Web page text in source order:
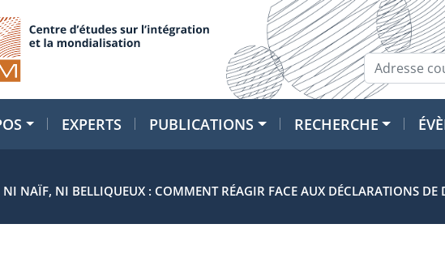
EXPERTS PUBLICATIONS RECHERCHE
NI NAÏF, NI BELLIQUEUX : COMMENT RÉAGIR FACE AUX DÉCLARATIONS DE